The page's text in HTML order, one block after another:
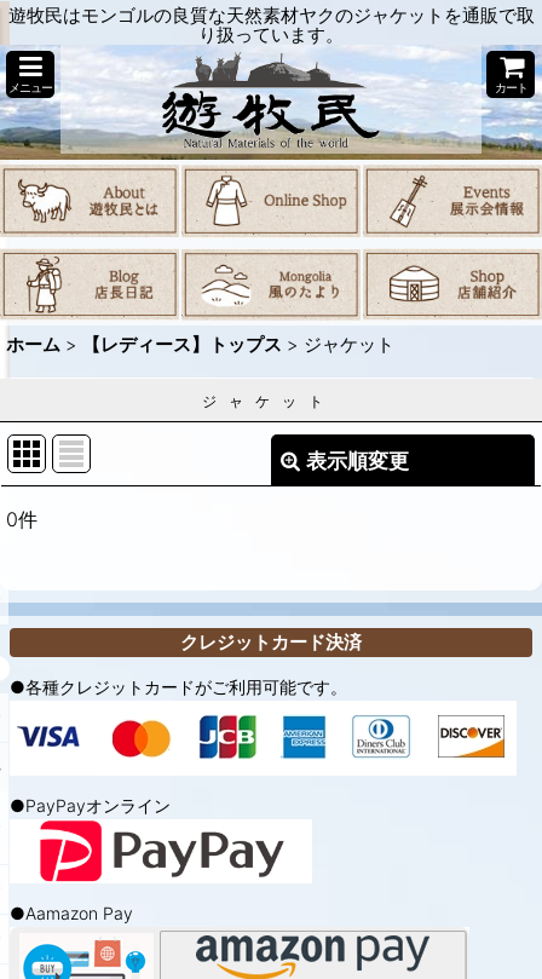
遊牧民はモンゴルの良質な天然素材ヤクのジャケットを通販で取
り扱っています。
メニュー カート
ホーム > 【レディース】トップス > ジャケット
ジャケット
表示順変更
表示数
並び順:
絞り込む
0件
クレジットカード決済
●各種クレジットカードがご利用可能です。
●PayPayオンライン
●Aamazon Pay